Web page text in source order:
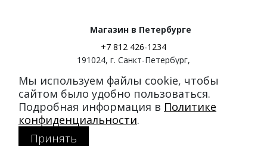
Магазин в Петербурге
+7 812 426-1234
191024, г. Санкт-Петербург,
ул. Миргородская, д. 20
вход с ул. Кременчугская
Режим работы:
пн-пт: 11:00–21:00
Мы используем файлы cookie, чтобы
сайтом было удобно пользоваться.
Подробная информация в Политике
конфиденциальности.
Принять